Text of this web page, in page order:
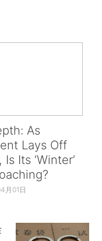
As
Lays Off
Its ‘Winter’
月01日